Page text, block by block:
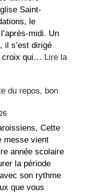
Saint-
le
midi. Un
il s’est dirigé
croix qui… Lire la
du repos, bon
Cette
messe vient
année scolaire
la période
son rythme
que vous